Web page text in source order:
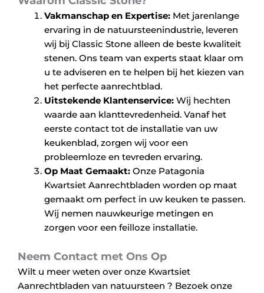
Vakmanschap en Expertise: Met jarenlange
ervaring in de natuursteenindustrie, leveren
wij bij Classic Stone alleen de beste kwaliteit
stenen. Ons team van experts staat klaar om
u te adviseren en te helpen bij het kiezen van
het perfecte aanrechtblad.
Uitstekende Klantenservice: Wij hechten
waarde aan klanttevredenheid. Vanaf het
eerste contact tot de installatie van uw
keukenblad, zorgen wij voor een
probleemloze en tevreden ervaring.
Op Maat Gemaakt: Onze Patagonia
Kwartsiet Aanrechtbladen worden op maat
gemaakt om perfect in uw keuken te passen.
Wij nemen nauwkeurige metingen en
zorgen voor een feilloze installatie.
Neem Contact met Ons Op
Wilt u meer weten over onze Kwartsiet
Aanrechtbladen van natuursteen ? Bezoek onze